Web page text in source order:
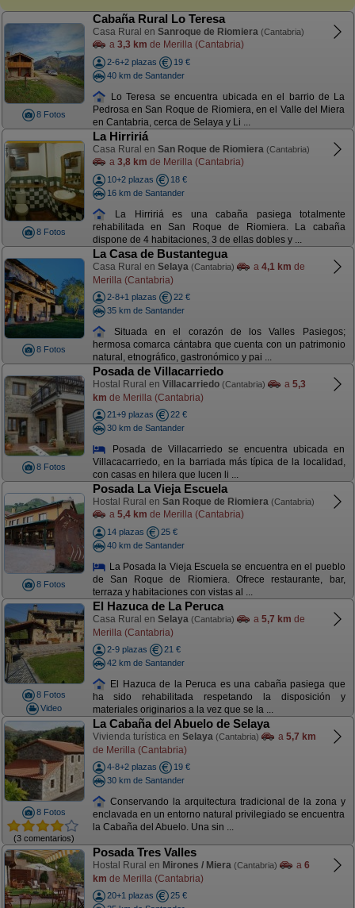
8 Fotos
Cabaña Rural Lo Teresa
Casa Rural en Sanroque de Riomiera (Cantabria)
a 3,3 km de Merilla (Cantabria)
2-6+2 plazas
19 €
40 km de Santander
Lo Teresa se encuentra ubicada en el barrio de La
Pedrosa en San Roque de Riomiera, en el Valle del Miera
en Cantabria, cerca de Selaya y Li ...
8 Fotos
La Hirririá
Casa Rural en San Roque de Riomiera (Cantabria)
a 3,8 km de Merilla (Cantabria)
10+2 plazas
18 €
16 km de Santander
La Hirririá es una cabaña pasiega totalmente
rehabilitada en San Roque de Riomiera. La cabaña
dispone de 4 habitaciones, 3 de ellas dobles y ...
8 Fotos
La Casa de Bustantegua
Casa Rural en Selaya (Cantabria) a 4,1 km de
Merilla (Cantabria)
2-8+1 plazas
22 €
35 km de Santander
Situada en el corazón de los Valles Pasiegos;
hermosa comarca cántabra que cuenta con un patrimonio
natural, etnográfico, gastronómico y pai ...
8 Fotos
Posada de Villacarriedo
Hostal Rural en Villacarriedo (Cantabria) a 5,3
km de Merilla (Cantabria)
21+9 plazas
22 €
30 km de Santander
Posada de Villacarriedo se encuentra ubicada en
Villacacarriedo, en la barriada más típica de la localidad,
con casas en hilera que lucen li ...
8 Fotos
Posada La Vieja Escuela
Hostal Rural en San Roque de Riomiera (Cantabria)
a 5,4 km de Merilla (Cantabria)
14 plazas
25 €
40 km de Santander
La Posada la Vieja Escuela se encuentra en el pueblo
de San Roque de Riomiera. Ofrece restaurante, bar,
terraza y habitaciones con vistas al ...
8 Fotos
Video
El Hazuca de La Peruca
Casa Rural en Selaya (Cantabria) a 5,7 km de
Merilla (Cantabria)
2-9 plazas
21 €
42 km de Santander
El Hazuca de la Peruca es una cabaña pasiega que
ha sido rehabilitada respetando la disposición y
materiales originarios a la vez que se la ...
8 Fotos
(3 comentarios)
La Cabaña del Abuelo de Selaya
Vivienda turística en Selaya (Cantabria) a 5,7 km
de Merilla (Cantabria)
4-8+2 plazas
19 €
30 km de Santander
Conservando la arquitectura tradicional de la zona y
enclavada en un entorno natural privilegiado se encuentra
la Cabaña del Abuelo. Una sin ...
Posada Tres Valles
Hostal Rural en Mirones / Miera (Cantabria) a 6
km de Merilla (Cantabria)
20+1 plazas
25 €